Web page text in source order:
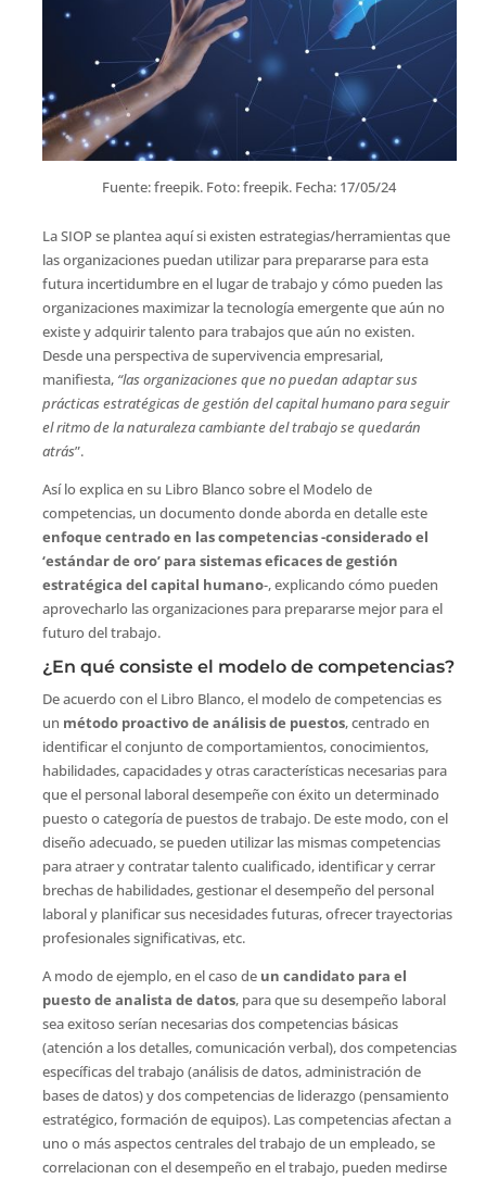
Fuente: freepik. Foto: freepik. Fecha: 17/05/24
La SIOP se plantea aquí si existen estrategias/herramientas que
las organizaciones puedan utilizar para prepararse para esta
futura incertidumbre en el lugar de trabajo y cómo pueden las
organizaciones maximizar la tecnología emergente que aún no
existe y adquirir talento para trabajos que aún no existen.
Desde una perspectiva de supervivencia empresarial,
manifiesta, “las organizaciones que no puedan adaptar sus
prácticas estratégicas de gestión del capital humano para seguir
el ritmo de la naturaleza cambiante del trabajo se quedarán
atrás”.
Así lo explica en su Libro Blanco sobre el Modelo de
competencias, un documento donde aborda en detalle este
enfoque centrado en las competencias -considerado el
‘estándar de oro’ para sistemas eficaces de gestión
estratégica del capital humano-, explicando cómo pueden
aprovecharlo las organizaciones para prepararse mejor para el
futuro del trabajo.
¿En qué consiste el modelo de competencias?
De acuerdo con el Libro Blanco, el modelo de competencias es
un método proactivo de análisis de puestos, centrado en
identificar el conjunto de comportamientos, conocimientos,
habilidades, capacidades y otras características necesarias para
que el personal laboral desempeñe con éxito un determinado
puesto o categoría de puestos de trabajo. De este modo, con el
diseño adecuado, se pueden utilizar las mismas competencias
para atraer y contratar talento cualificado, identificar y cerrar
brechas de habilidades, gestionar el desempeño del personal
laboral y planificar sus necesidades futuras, ofrecer trayectorias
profesionales significativas, etc.
A modo de ejemplo, en el caso de un candidato para el
puesto de analista de datos, para que su desempeño laboral
sea exitoso serían necesarias dos competencias básicas
(atención a los detalles, comunicación verbal), dos competencias
específicas del trabajo (análisis de datos, administración de
bases de datos) y dos competencias de liderazgo (pensamiento
estratégico, formación de equipos). Las competencias afectan a
uno o más aspectos centrales del trabajo de un empleado, se
correlacionan con el desempeño en el trabajo, pueden medirse